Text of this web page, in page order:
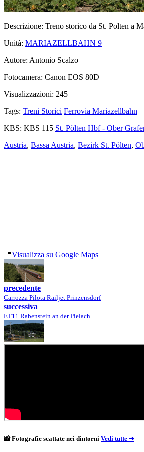
Descrizione: Treno storico da St. Polten a
Unità: MARIAZELLBAHN 9
Autore: Antonio Scalzo
Fotocamera: Canon EOS 80D
Visualizzazioni: 245
Tags: Treni Storici Ferrovia Mariazellbahn
KBS: KBS 115 St. Pölten Hbf - Ober
Austria, Bassa Austria, Bezirk St. Pölten,
📍Visualizza su Google Maps
precedente
Carrozza Pilota Railjet Prinzensdorf
successiva
ET11 Rabenstein an der Pielach
📸 Fotografie scattate nei dintorni Vedi tutte ➔